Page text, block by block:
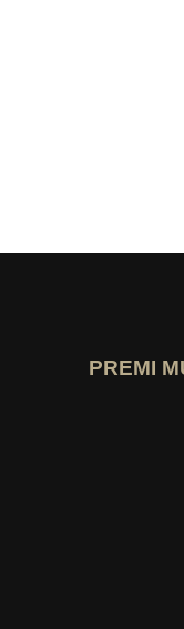
PREMI